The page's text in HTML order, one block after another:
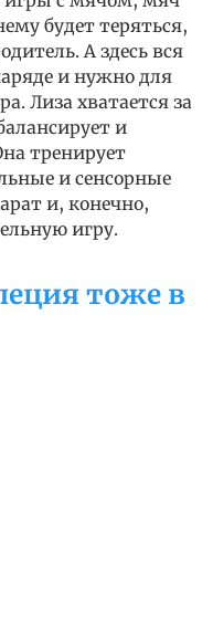
будет теряться,
А здесь вся
и нужно для
Лиза хватается за
и
тренирует
и сенсорные
и, конечно,
игру.
тоже в